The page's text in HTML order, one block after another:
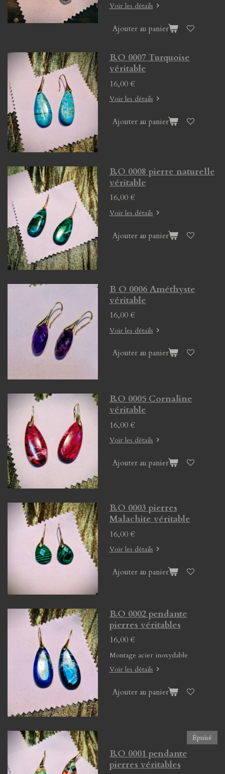
Voir les détails
Ajouter au panier
B.O 0007 Turquoise
véritable
16,00 €
Voir les détails
Ajouter au panier
B.O 0008 pierre naturelle
véritable
16,00 €
Voir les détails
Ajouter au panier
B O 0006 Améthyste
véritable
16,00 €
Voir les détails
Ajouter au panier
B.O 0005 Cornaline
véritable
16,00 €
Voir les détails
Ajouter au panier
B.O 0003 pierres
Malachite véritable
16,00 €
Voir les détails
Ajouter au panier
B.O 0002 pendante
pierres véritables
16,00 €
Montage acier inoxydable
Voir les détails
Ajouter au panier
Épuisé
B.O 0001 pendante
pierres véritables